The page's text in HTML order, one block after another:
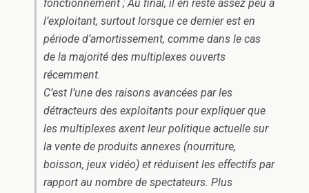
fonctionnement ; Au final, il en reste assez peu à
l’exploitant, surtout lorsque ce dernier est en
période d’amortissement, comme dans le cas
de la majorité des multiplexes ouverts
récemment.
C’est l’une des raisons avancées par les
détracteurs des exploitants pour expliquer que
les multiplexes axent leur politique actuelle sur
la vente de produits annexes (nourriture,
boisson, jeux vidéo) et réduisent les effectifs par
rapport au nombre de spectateurs. Plus